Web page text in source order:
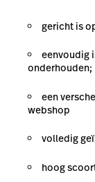
gericht is
eenvoudig
onderhouden;
een
webshop
volledig
hoog